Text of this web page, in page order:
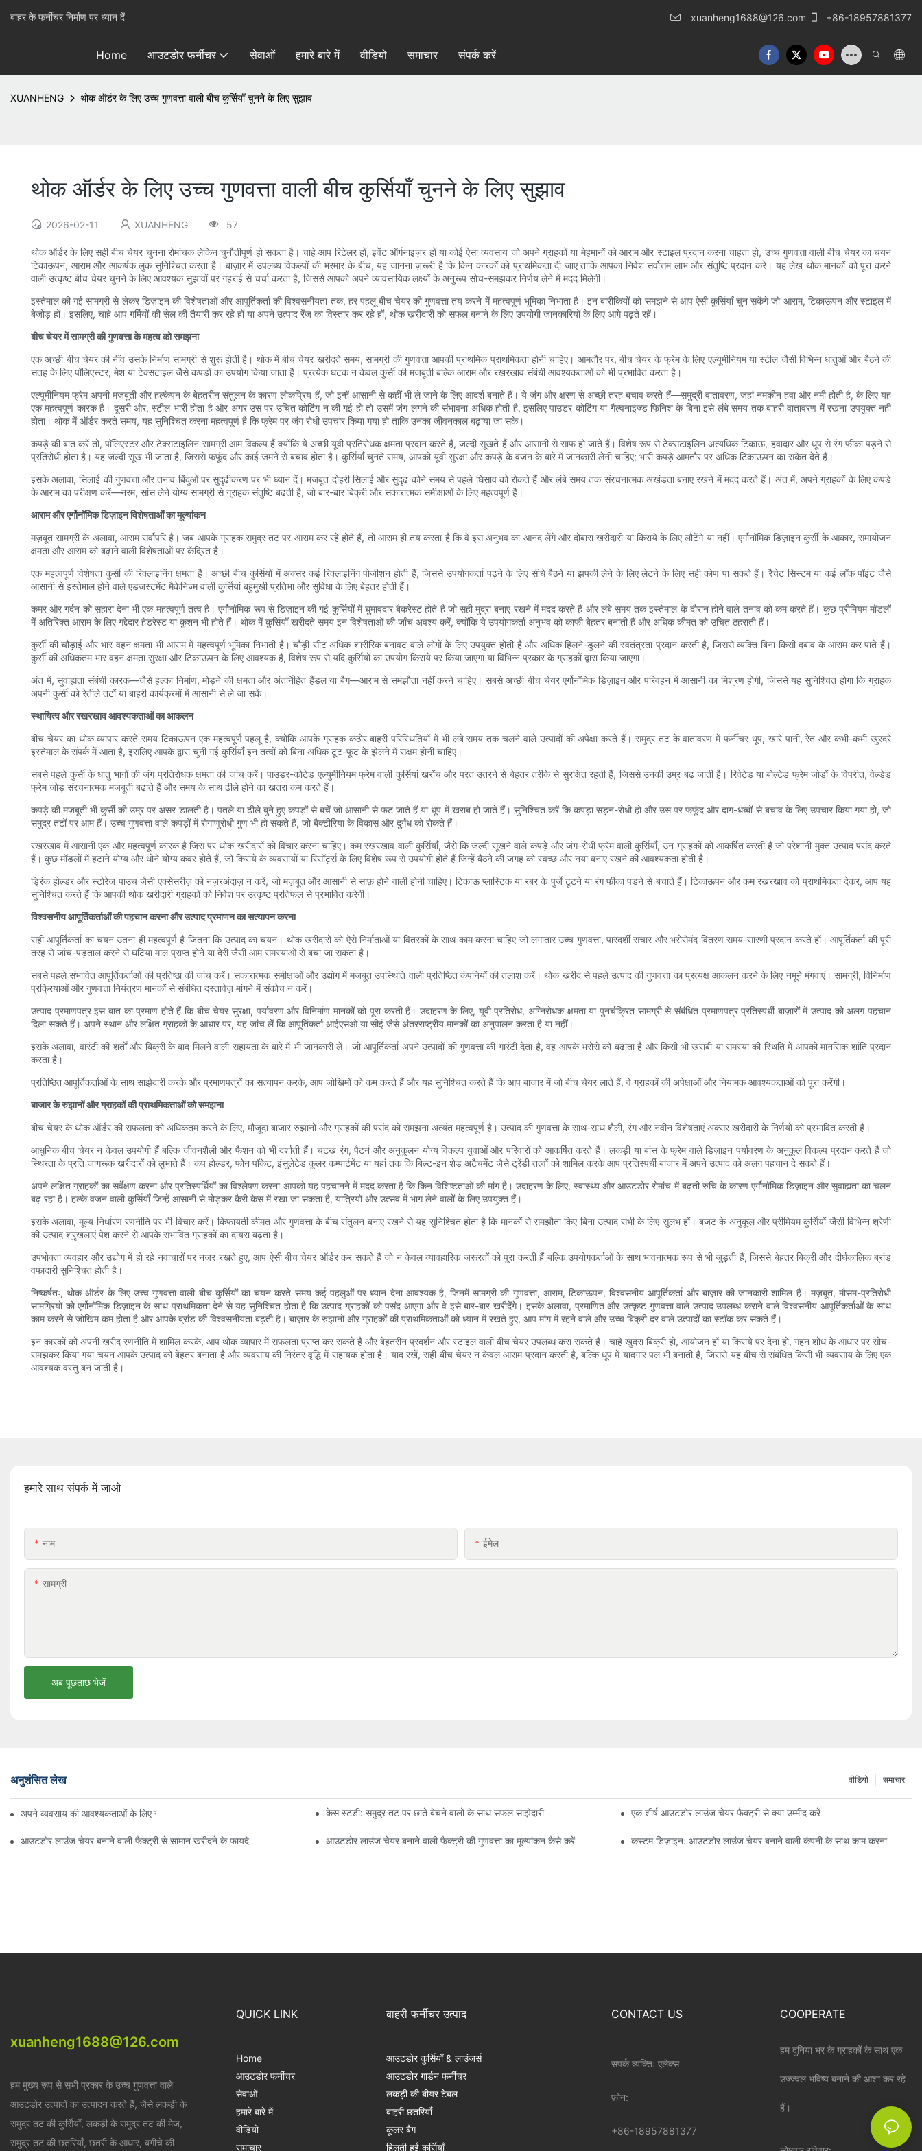
बाहर के फर्नीचर निर्माण पर ध्यान दें xuanheng1688@126.com +86-18957881377
Home आउटडोर फर्नीचर सेवाओं हमारे बारे में वीडियो समाचार संपर्क करें
XUANHENG थोक ऑर्डर के लिए उच्च गुणवत्ता वाली बीच कुर्सियाँ चुनने के लिए सुझाव
थोक ऑर्डर के लिए उच्च गुणवत्ता वाली बीच कुर्सियाँ चुनने के लिए सुझाव
2026-02-11 XUANHENG 57
थोक ऑर्डर के लिए सही बीच चेयर चुनना रोमांचक लेकिन चुनौतीपूर्ण हो सकता है। चाहे आप रिटेलर हों, इवेंट ऑर्गनाइज़र हों या कोई ऐसा व्यवसाय जो अपने ग्राहकों या मेहमानों को आराम और स्टाइल प्रदान करना चाहता हो, उच्च गुणवत्ता वाली बीच चेयर का चयन
टिकाऊपन, आराम और आकर्षक लुक सुनिश्चित करता है। बाज़ार में उपलब्ध विकल्पों की भरमार के बीच, यह जानना ज़रूरी है कि किन कारकों को प्राथमिकता दी जाए ताकि आपका निवेश सर्वोत्तम लाभ और संतुष्टि प्रदान करे। यह लेख थोक मानकों को पूरा करने
वाली उत्कृष्ट बीच चेयर चुनने के लिए आवश्यक सुझावों पर गहराई से चर्चा करता है, जिससे आपको अपने व्यावसायिक लक्ष्यों के अनुरूप सोच-समझकर निर्णय लेने में मदद मिलेगी।
इस्तेमाल की गई सामग्री से लेकर डिज़ाइन की विशेषताओं और आपूर्तिकर्ता की विश्वसनीयता तक, हर पहलू बीच चेयर की गुणवत्ता तय करने में महत्वपूर्ण भूमिका निभाता है। इन बारीकियों को समझने से आप ऐसी कुर्सियाँ चुन सकेंगे जो आराम, टिकाऊपन और स्टाइल में
बेजोड़ हों। इसलिए, चाहे आप गर्मियों की सेल की तैयारी कर रहे हों या अपने उत्पाद रेंज का विस्तार कर रहे हों, थोक खरीदारी को सफल बनाने के लिए उपयोगी जानकारियों के लिए आगे पढ़ते रहें।
बीच चेयर में सामग्री की गुणवत्ता के महत्व को समझना
एक अच्छी बीच चेयर की नींव उसके निर्माण सामग्री से शुरू होती है। थोक में बीच चेयर खरीदते समय, सामग्री की गुणवत्ता आपकी प्राथमिक प्राथमिकता होनी चाहिए। आमतौर पर, बीच चेयर के फ्रेम के लिए एल्यूमीनियम या स्टील जैसी विभिन्न धातुओं और बैठने की
सतह के लिए पॉलिएस्टर, मेश या टेक्सटाइल जैसे कपड़ों का उपयोग किया जाता है। प्रत्येक घटक न केवल कुर्सी की मजबूती बल्कि आराम और रखरखाव संबंधी आवश्यकताओं को भी प्रभावित करता है।
एल्यूमीनियम फ्रेम अपनी मजबूती और हल्केपन के बेहतरीन संतुलन के कारण लोकप्रिय हैं, जो इन्हें आसानी से कहीं भी ले जाने के लिए आदर्श बनाते हैं। ये जंग और क्षरण से अच्छी तरह बचाव करते हैं—समुद्री वातावरण, जहां नमकीन हवा और नमी होती है, के लिए यह
एक महत्वपूर्ण कारक है। दूसरी ओर, स्टील भारी होता है और अगर उस पर उचित कोटिंग न की गई हो तो उसमें जंग लगने की संभावना अधिक होती है, इसलिए पाउडर कोटिंग या गैल्वनाइज्ड फिनिश के बिना इसे लंबे समय तक बाहरी वातावरण में रखना उपयुक्त नहीं
होता। थोक में ऑर्डर करते समय, यह सुनिश्चित करना महत्वपूर्ण है कि फ्रेम पर जंग रोधी उपचार किया गया हो ताकि उनका जीवनकाल बढ़ाया जा सके।
कपड़े की बात करें तो, पॉलिएस्टर और टेक्सटाइलिन सामग्री आम विकल्प हैं क्योंकि ये अच्छी यूवी प्रतिरोधक क्षमता प्रदान करते हैं, जल्दी सूखते हैं और आसानी से साफ हो जाते हैं। विशेष रूप से टेक्सटाइलिन अत्यधिक टिकाऊ, हवादार और धूप से रंग फीका पड़ने से
प्रतिरोधी होता है। यह जल्दी सूख भी जाता है, जिससे फफूंद और काई जमने से बचाव होता है। कुर्सियाँ चुनते समय, आपको यूवी सुरक्षा और कपड़े के वजन के बारे में जानकारी लेनी चाहिए; भारी कपड़े आमतौर पर अधिक टिकाऊपन का संकेत देते हैं।
इसके अलावा, सिलाई की गुणवत्ता और तनाव बिंदुओं पर सुदृढ़ीकरण पर भी ध्यान दें। मजबूत दोहरी सिलाई और सुदृढ़ कोने समय से पहले घिसाव को रोकते हैं और लंबे समय तक संरचनात्मक अखंडता बनाए रखने में मदद करते हैं। अंत में, अपने ग्राहकों के लिए कपड़े
के आराम का परीक्षण करें—नरम, सांस लेने योग्य सामग्री से ग्राहक संतुष्टि बढ़ती है, जो बार-बार बिक्री और सकारात्मक समीक्षाओं के लिए महत्वपूर्ण है।
आराम और एर्गोनॉमिक डिज़ाइन विशेषताओं का मूल्यांकन
मज़बूत सामग्री के अलावा, आराम सर्वोपरि है। जब आपके ग्राहक समुद्र तट पर आराम कर रहे होते हैं, तो आराम ही तय करता है कि वे इस अनुभव का आनंद लेंगे और दोबारा खरीदारी या किराये के लिए लौटेंगे या नहीं। एर्गोनॉमिक डिज़ाइन कुर्सी के आकार, समायोजन
क्षमता और आराम को बढ़ाने वाली विशेषताओं पर केंद्रित है।
एक महत्वपूर्ण विशेषता कुर्सी की रिक्लाइनिंग क्षमता है। अच्छी बीच कुर्सियों में अक्सर कई रिक्लाइनिंग पोजीशन होती हैं, जिससे उपयोगकर्ता पढ़ने के लिए सीधे बैठने या झपकी लेने के लिए लेटने के लिए सही कोण पा सकते हैं। रैचेट सिस्टम या कई लॉक पॉइंट जैसे
आसानी से इस्तेमाल होने वाले एडजस्टमेंट मैकेनिज्म वाली कुर्सियां ​​बहुमुखी प्रतिभा और सुविधा के लिए बेहतर होती हैं।
कमर और गर्दन को सहारा देना भी एक महत्वपूर्ण तत्व है। एर्गोनॉमिक रूप से डिज़ाइन की गई कुर्सियों में घुमावदार बैकरेस्ट होते हैं जो सही मुद्रा बनाए रखने में मदद करते हैं और लंबे समय तक इस्तेमाल के दौरान होने वाले तनाव को कम करते हैं। कुछ प्रीमियम मॉडलों
में अतिरिक्त आराम के लिए गद्देदार हेडरेस्ट या कुशन भी होते हैं। थोक में कुर्सियाँ खरीदते समय इन विशेषताओं की जाँच अवश्य करें, क्योंकि ये उपयोगकर्ता अनुभव को काफी बेहतर बनाती हैं और अधिक कीमत को उचित ठहराती हैं।
कुर्सी की चौड़ाई और भार वहन क्षमता भी आराम में महत्वपूर्ण भूमिका निभाती है। चौड़ी सीट अधिक शारीरिक बनावट वाले लोगों के लिए उपयुक्त होती है और अधिक हिलने-डुलने की स्वतंत्रता प्रदान करती है, जिससे व्यक्ति बिना किसी दबाव के आराम कर पाते हैं।
कुर्सी की अधिकतम भार वहन क्षमता सुरक्षा और टिकाऊपन के लिए आवश्यक है, विशेष रूप से यदि कुर्सियों का उपयोग किराये पर किया जाएगा या विभिन्न प्रकार के ग्राहकों द्वारा किया जाएगा।
अंत में, सुवाह्यता संबंधी कारक—जैसे हल्का निर्माण, मोड़ने की क्षमता और अंतर्निहित हैंडल या बैग—आराम से समझौता नहीं करने चाहिए। सबसे अच्छी बीच चेयर एर्गोनॉमिक डिज़ाइन और परिवहन में आसानी का मिश्रण होगी, जिससे यह सुनिश्चित होगा कि ग्राहक
अपनी कुर्सी को रेतीले तटों या बाहरी कार्यक्रमों में आसानी से ले जा सकें।
स्थायित्व और रखरखाव आवश्यकताओं का आकलन
बीच चेयर का थोक व्यापार करते समय टिकाऊपन एक महत्वपूर्ण पहलू है, क्योंकि आपके ग्राहक कठोर बाहरी परिस्थितियों में भी लंबे समय तक चलने वाले उत्पादों की अपेक्षा करते हैं। समुद्र तट के वातावरण में फर्नीचर धूप, खारे पानी, रेत और कभी-कभी खुरदरे
इस्तेमाल के संपर्क में आता है, इसलिए आपके द्वारा चुनी गई कुर्सियाँ इन तत्वों को बिना अधिक टूट-फूट के झेलने में सक्षम होनी चाहिए।
सबसे पहले कुर्सी के धातु भागों की जंग प्रतिरोधक क्षमता की जांच करें। पाउडर-कोटेड एल्युमीनियम फ्रेम वाली कुर्सियां ​​खरोंच और परत उतरने से बेहतर तरीके से सुरक्षित रहती हैं, जिससे उनकी उम्र बढ़ जाती है। रिवेटेड या बोल्टेड फ्रेम जोड़ों के विपरीत, वेल्डेड
फ्रेम जोड़ संरचनात्मक मजबूती बढ़ाते हैं और समय के साथ ढीले होने का खतरा कम करते हैं।
कपड़े की मजबूती भी कुर्सी की उम्र पर असर डालती है। पतले या ढीले बुने हुए कपड़ों से बचें जो आसानी से फट जाते हैं या धूप में खराब हो जाते हैं। सुनिश्चित करें कि कपड़ा सड़न-रोधी हो और उस पर फफूंद और दाग-धब्बों से बचाव के लिए उपचार किया गया हो, जो
समुद्र तटों पर आम हैं। उच्च गुणवत्ता वाले कपड़ों में रोगाणुरोधी गुण भी हो सकते हैं, जो बैक्टीरिया के विकास और दुर्गंध को रोकते हैं।
रखरखाव में आसानी एक और महत्वपूर्ण कारक है जिस पर थोक खरीदारों को विचार करना चाहिए। कम रखरखाव वाली कुर्सियाँ, जैसे कि जल्दी सूखने वाले कपड़े और जंग-रोधी फ्रेम वाली कुर्सियाँ, उन ग्राहकों को आकर्षित करती हैं जो परेशानी मुक्त उत्पाद पसंद करते
हैं। कुछ मॉडलों में हटाने योग्य और धोने योग्य कवर होते हैं, जो किराये के व्यवसायों या रिसॉर्ट्स के लिए विशेष रूप से उपयोगी होते हैं जिन्हें बैठने की जगह को स्वच्छ और नया बनाए रखने की आवश्यकता होती है।
ड्रिंक होल्डर और स्टोरेज पाउच जैसी एक्सेसरीज़ को नज़रअंदाज़ न करें, जो मज़बूत और आसानी से साफ़ होने वाली होनी चाहिए। टिकाऊ प्लास्टिक या रबर के पुर्जे टूटने या रंग फीका पड़ने से बचाते हैं। टिकाऊपन और कम रखरखाव को प्राथमिकता देकर, आप यह
सुनिश्चित करते हैं कि आपकी थोक खरीदारी ग्राहकों को निवेश पर उत्कृष्ट प्रतिफल से प्रभावित करेगी।
विश्वसनीय आपूर्तिकर्ताओं की पहचान करना और उत्पाद प्रमाणन का सत्यापन करना
सही आपूर्तिकर्ता का चयन उतना ही महत्वपूर्ण है जितना कि उत्पाद का चयन। थोक खरीदारों को ऐसे निर्माताओं या वितरकों के साथ काम करना चाहिए जो लगातार उच्च गुणवत्ता, पारदर्शी संचार और भरोसेमंद वितरण समय-सारणी प्रदान करते हों। आपूर्तिकर्ता की पूरी
तरह से जांच-पड़ताल करने से घटिया माल प्राप्त होने या देरी जैसी आम समस्याओं से बचा जा सकता है।
सबसे पहले संभावित आपूर्तिकर्ताओं की प्रतिष्ठा की जांच करें। सकारात्मक समीक्षाओं और उद्योग में मजबूत उपस्थिति वाली प्रतिष्ठित कंपनियों की तलाश करें। थोक खरीद से पहले उत्पाद की गुणवत्ता का प्रत्यक्ष आकलन करने के लिए नमूने मंगवाएं। सामग्री, विनिर्माण
प्रक्रियाओं और गुणवत्ता नियंत्रण मानकों से संबंधित दस्तावेज़ मांगने में संकोच न करें।
उत्पाद प्रमाणपत्र इस बात का प्रमाण होते हैं कि बीच चेयर सुरक्षा, पर्यावरण और विनिर्माण मानकों को पूरा करती हैं। उदाहरण के लिए, यूवी प्रतिरोध, अग्निरोधक क्षमता या पुनर्चक्रित सामग्री से संबंधित प्रमाणपत्र प्रतिस्पर्धी बाज़ारों में उत्पाद को अलग पहचान
दिला सकते हैं। अपने स्थान और लक्षित ग्राहकों के आधार पर, यह जांच लें कि आपूर्तिकर्ता आईएसओ या सीई जैसे अंतरराष्ट्रीय मानकों का अनुपालन करता है या नहीं।
इसके अलावा, वारंटी की शर्तों और बिक्री के बाद मिलने वाली सहायता के बारे में भी जानकारी लें। जो आपूर्तिकर्ता अपने उत्पादों की गुणवत्ता की गारंटी देता है, वह आपके भरोसे को बढ़ाता है और किसी भी खराबी या समस्या की स्थिति में आपको मानसिक शांति प्रदान
करता है।
प्रतिष्ठित आपूर्तिकर्ताओं के साथ साझेदारी करके और प्रमाणपत्रों का सत्यापन करके, आप जोखिमों को कम करते हैं और यह सुनिश्चित करते हैं कि आप बाजार में जो बीच चेयर लाते हैं, वे ग्राहकों की अपेक्षाओं और नियामक आवश्यकताओं को पूरा करेंगी।
बाजार के रुझानों और ग्राहकों की प्राथमिकताओं को समझना
बीच चेयर के थोक ऑर्डर की सफलता को अधिकतम करने के लिए, मौजूदा बाजार रुझानों और ग्राहकों की पसंद को समझना अत्यंत महत्वपूर्ण है। उत्पाद की गुणवत्ता के साथ-साथ शैली, रंग और नवीन विशेषताएं अक्सर खरीदारी के निर्णयों को प्रभावित करती हैं।
आधुनिक बीच चेयर न केवल उपयोगी हैं बल्कि जीवनशैली और फैशन को भी दर्शाती हैं। चटख रंग, पैटर्न और अनुकूलन योग्य विकल्प युवाओं और परिवारों को आकर्षित करते हैं। लकड़ी या बांस के फ्रेम वाले डिज़ाइन पर्यावरण के अनुकूल विकल्प प्रदान करते हैं जो
स्थिरता के प्रति जागरूक खरीदारों को लुभाते हैं। कप होल्डर, फोन पॉकेट, इंसुलेटेड कूलर कम्पार्टमेंट या यहां तक ​​कि बिल्ट-इन शेड अटैचमेंट जैसे ट्रेंडी तत्वों को शामिल करके आप प्रतिस्पर्धी बाजार में अपने उत्पाद को अलग पहचान दे सकते हैं।
अपने लक्षित ग्राहकों का सर्वेक्षण करना और प्रतिस्पर्धियों का विश्लेषण करना आपको यह पहचानने में मदद करता है कि किन विशिष्टताओं की मांग है। उदाहरण के लिए, स्वास्थ्य और आउटडोर रोमांच में बढ़ती रुचि के कारण एर्गोनॉमिक डिज़ाइन और सुवाह्यता का चलन
बढ़ रहा है। हल्के वजन वाली कुर्सियाँ जिन्हें आसानी से मोड़कर कैरी केस में रखा जा सकता है, यात्रियों और उत्सव में भाग लेने वालों के लिए उपयुक्त हैं।
इसके अलावा, मूल्य निर्धारण रणनीति पर भी विचार करें। किफायती कीमत और गुणवत्ता के बीच संतुलन बनाए रखने से यह सुनिश्चित होता है कि मानकों से समझौता किए बिना उत्पाद सभी के लिए सुलभ हों। बजट के अनुकूल और प्रीमियम कुर्सियों जैसी विभिन्न श्रेणी
की उत्पाद श्रृंखलाएं पेश करने से आपके संभावित ग्राहकों का दायरा बढ़ता है।
उपभोक्ता व्यवहार और उद्योग में हो रहे नवाचारों पर नजर रखते हुए, आप ऐसी बीच चेयर ऑर्डर कर सकते हैं जो न केवल व्यावहारिक जरूरतों को पूरा करती हैं बल्कि उपयोगकर्ताओं के साथ भावनात्मक रूप से भी जुड़ती हैं, जिससे बेहतर बिक्री और दीर्घकालिक ब्रांड
वफादारी सुनिश्चित होती है।
निष्कर्षतः, थोक ऑर्डर के लिए उच्च गुणवत्ता वाली बीच कुर्सियों का चयन करते समय कई पहलुओं पर ध्यान देना आवश्यक है, जिनमें सामग्री की गुणवत्ता, आराम, टिकाऊपन, विश्वसनीय आपूर्तिकर्ता और बाज़ार की जानकारी शामिल हैं। मज़बूत, मौसम-प्रतिरोधी
सामग्रियों को एर्गोनॉमिक डिज़ाइन के साथ प्राथमिकता देने से यह सुनिश्चित होता है कि उत्पाद ग्राहकों को पसंद आएगा और वे इसे बार-बार खरीदेंगे। इसके अलावा, प्रमाणित और उत्कृष्ट गुणवत्ता वाले उत्पाद उपलब्ध कराने वाले विश्वसनीय आपूर्तिकर्ताओं के साथ
काम करने से जोखिम कम होता है और आपके ब्रांड की विश्वसनीयता बढ़ती है। बाज़ार के रुझानों और ग्राहकों की प्राथमिकताओं को ध्यान में रखते हुए, आप मांग में रहने वाले और उच्च बिक्री दर वाले उत्पादों का स्टॉक कर सकते हैं।
इन कारकों को अपनी खरीद रणनीति में शामिल करके, आप थोक व्यापार में सफलता प्राप्त कर सकते हैं और बेहतरीन प्रदर्शन और स्टाइल वाली बीच चेयर उपलब्ध करा सकते हैं। चाहे खुदरा बिक्री हो, आयोजन हों या किराये पर देना हो, गहन शोध के आधार पर सोच-
समझकर किया गया चयन आपके उत्पाद को बेहतर बनाता है और व्यवसाय की निरंतर वृद्धि में सहायक होता है। याद रखें, सही बीच चेयर न केवल आराम प्रदान करती है, बल्कि धूप में यादगार पल भी बनाती है, जिससे यह बीच से संबंधित किसी भी व्यवसाय के लिए एक
आवश्यक वस्तु बन जाती है।
हमारे साथ संपर्क में जाओ
नाम ईमेल
सामग्री
अब पूछताछ भेजें
अनुशंसित लेख समाचार
वीडियो
अपने व्यवसाय की आवश्यकताओं के लिए सही बीच अम्ब्रेला वितरक ढूँढना केस स्टडी: समुद्र तट पर छाते बेचने वालों के साथ सफल साझेदारी एक शीर्ष आउटडोर लाउंज चेयर फैक्ट्री से क्या उम्मीद करें
आउटडोर लाउंज चेयर बनाने वाली फैक्ट्री से सामान खरीदने के फायदे आउटडोर लाउंज चेयर बनाने वाली फैक्ट्री की गुणवत्ता का मूल्यांकन कैसे करें कस्टम डिज़ाइन: आउटडोर लाउंज चेयर बनाने वाली कंपनी के साथ काम करना
xuanheng1688@126.com
हम मुख्य रूप से सभी प्रकार के उच्च गुणवत्ता वाले
आउटडोर उत्पादों का उत्पादन करते हैं, जैसे लकड़ी के
समुद्र तट की कुर्सियाँ, लकड़ी के समुद्र तट की मेज,
समुद्र तट की छतरियाँ, छतरी के आधार, बगीचे की
QUICK LINK
Home
आउटडोर फर्नीचर
सेवाओं
हमारे बारे में
वीडियो
समाचार
बाहरी फर्नीचर उत्पाद
आउटडोर कुर्सियाँ & लाउंजर्स
आउटडोर गार्डन फर्नीचर
लकड़ी की बीयर टेबल
बाहरी छतरियाँ
कूलर बैग
हिलती हुई कुर्सियाँ
CONTACT US
संपर्क व्यक्ति: एलेक्स
फ़ोन:
+86-18957881377
COOPERATE
हम दुनिया भर के ग्राहकों के साथ एक
उज्ज्वल भविष्य बनाने की आशा कर रहे
हैं।